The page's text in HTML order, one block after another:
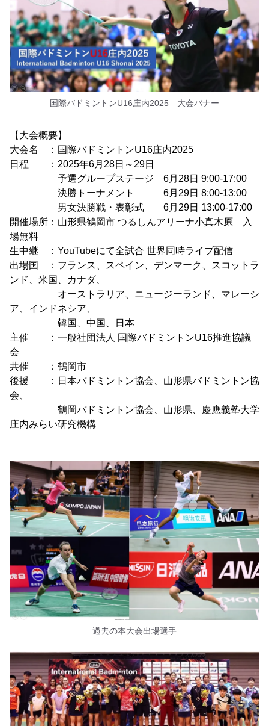
国際バドミントンU16庄内2025 大会バナー
【大会概要】
大会名 ：国際バドミントンU16庄内2025
日程 ：2025年6月28日～29日
予選グループステージ 6月28日 9:00-17:00
決勝トーナメント 6月29日 8:00-13:00
男女決勝戦・表彰式 6月29日 13:00-17:00
開催場所：山形県鶴岡市 つるしんアリーナ小真木原 入
場無料
生中継 ：YouTubeにて全試合 世界同時ライブ配信
出場国 ：フランス、スペイン、デンマーク、スコットラ
ンド、米国、カナダ、
オーストラリア、ニュージーランド、マレーシ
ア、インドネシア、
韓国、中国、日本
主催 ：一般社団法人 国際バドミントンU16推進協議
会
共催 ：鶴岡市
後援 ：日本バドミントン協会、山形県バドミントン協
会、
鶴岡バドミントン協会、山形県、慶應義塾大学
庄内みらい研究機構
過去の本大会出場選手